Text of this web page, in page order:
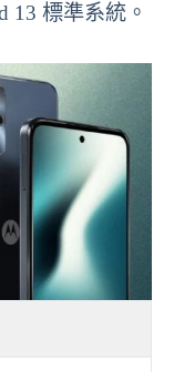
13 標準系統。